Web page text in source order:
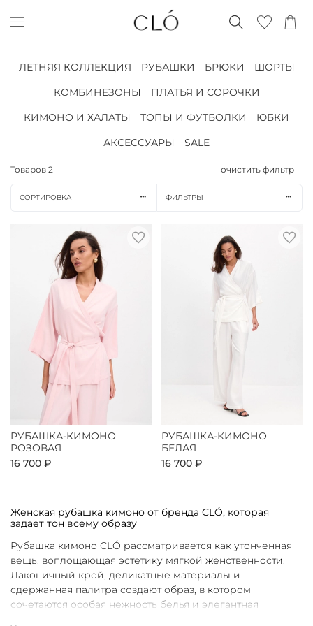
ЛЕТНЯЯ КОЛЛЕКЦИЯ РУБАШКИ БРЮКИ
ШОРТЫ
КОМБИНЕЗОНЫ
ПЛАТЬЯ И СОРОЧКИ
КИМОНО И ХАЛАТЫ
ТОПЫ И ФУТБОЛКИ
ЮБКИ
АКСЕССУАРЫ
SALE
Товаров 2 очистить фильтр
СОРТИРОВКА ФИЛЬТРЫ
РУБАШКА-КИМОНО
РОЗОВАЯ
16 700 ₽
РУБАШКА-КИМОНО
БЕЛАЯ
16 700 ₽
Женская рубашка кимоно от бренда CLÓ, которая
задает тон всему образу
Рубашка кимоно CLÓ рассматривается как утонченная
вещь, воплощающая эстетику мягкой женственности.
Лаконичный крой, деликатные материалы и
сдержанная палитра создают образ, в котором
сочетаются особая нежность белья и элегантная